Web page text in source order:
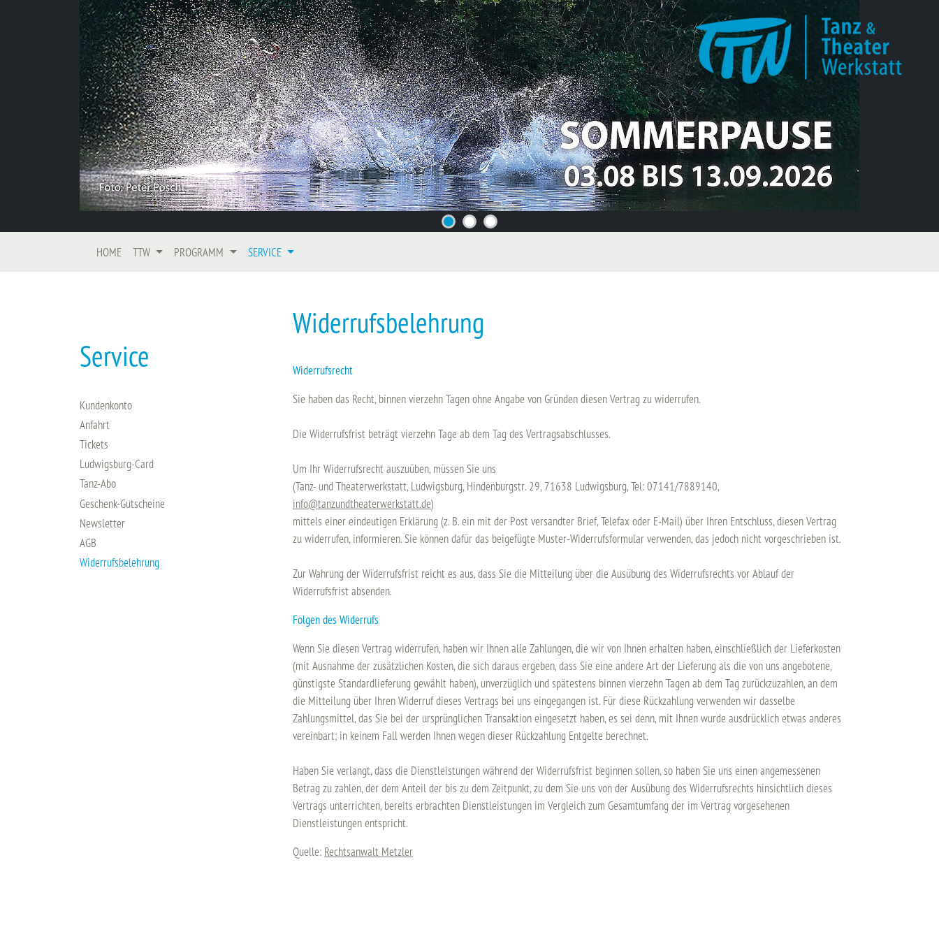
HOME TTW PROGRAMM SERVICE
Service
Kundenkonto
Anfahrt
Tickets
Ludwigsburg-Card
Tanz-Abo
Geschenk-Gutscheine
Newsletter
AGB
Widerrufsbelehrung
Widerrufsbelehrung
Widerrufsrecht
Sie haben das Recht, binnen vierzehn Tagen ohne Angabe von Gründen diesen Vertrag zu widerrufen.
Die Widerrufsfrist beträgt vierzehn Tage ab dem Tag des Vertragsabschlusses.
Um Ihr Widerrufsrecht auszuüben, müssen Sie uns
(Tanz- und Theaterwerkstatt, Ludwigsburg, Hindenburgstr. 29, 71638 Ludwigsburg, Tel: 07141/7889140,
info@tanzundtheaterwerkstatt.de)
mittels einer eindeutigen Erklärung (z. B. ein mit der Post versandter Brief, Telefax oder E-Mail) über Ihren Entschluss, diesen Vertrag
zu widerrufen, informieren. Sie können dafür das beigefügte Muster-Widerrufsformular verwenden, das jedoch nicht vorgeschrieben ist.
Zur Wahrung der Widerrufsfrist reicht es aus, dass Sie die Mitteilung über die Ausübung des Widerrufsrechts vor Ablauf der
Widerrufsfrist absenden.
Folgen des Widerrufs
Wenn Sie diesen Vertrag widerrufen, haben wir Ihnen alle Zahlungen, die wir von Ihnen erhalten haben, einschließlich der Lieferkosten
(mit Ausnahme der zusätzlichen Kosten, die sich daraus ergeben, dass Sie eine andere Art der Lieferung als die von uns angebotene,
günstigste Standardlieferung gewählt haben), unverzüglich und spätestens binnen vierzehn Tagen ab dem Tag zurückzuzahlen, an dem
die Mitteilung über Ihren Widerruf dieses Vertrags bei uns eingegangen ist. Für diese Rückzahlung verwenden wir dasselbe
Zahlungsmittel, das Sie bei der ursprünglichen Transaktion eingesetzt haben, es sei denn, mit Ihnen wurde ausdrücklich etwas anderes
vereinbart; in keinem Fall werden Ihnen wegen dieser Rückzahlung Entgelte berechnet.
Haben Sie verlangt, dass die Dienstleistungen während der Widerrufsfrist beginnen sollen, so haben Sie uns einen angemessenen
Betrag zu zahlen, der dem Anteil der bis zu dem Zeitpunkt, zu dem Sie uns von der Ausübung des Widerrufsrechts hinsichtlich dieses
Vertrags unterrichten, bereits erbrachten Dienstleistungen im Vergleich zum Gesamtumfang der im Vertrag vorgesehenen
Dienstleistungen entspricht.
Quelle: Rechtsanwalt Metzler